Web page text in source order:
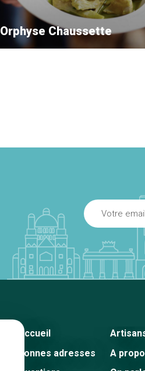
Orphyse Chaussette
Accueil
Bonnes adresses
A